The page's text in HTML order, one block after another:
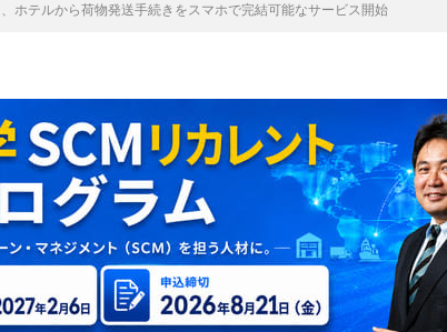
ホテルから荷物発送手続きをスマホで完結可能なサービス開始